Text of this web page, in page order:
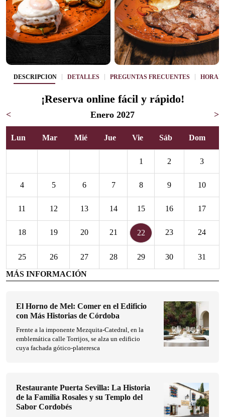
DESCRIPCIÓN DETALLES PREGUNTAS FRECUENTES
¡Reserva online fácil y rápido!
< Enero 2027 >
Lun Mar Mié Jue Vie Sáb Dom
1 2 3
4 5 6 7 8 9 10
11 12 13 14 15 16 17
18 19 20 21 22 23 24
25 26 27 28 29 30
31
MÁS INFORMACIÓN
El Horno de Mel: Comer en el Edificio
con Más Historias de Córdoba
Frente a la imponente Mezquita-Catedral, en la
emblemática calle Torrijos, se alza un edificio
cuya fachada gótico-plateresca
Restaurante Puerta Sevilla: La Historia
de la Familia Rosales y su Templo del
Sabor Cordobés